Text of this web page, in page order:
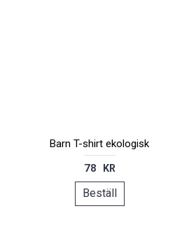
Barn T-shirt ekologisk
78 KR
Beställ